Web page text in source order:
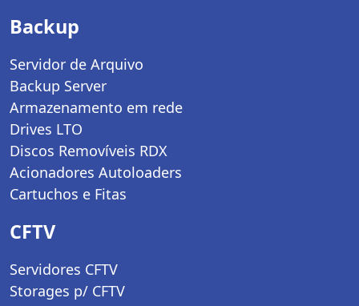
Backup
Servidor de Arquivo
Backup Server
Armazenamento em rede
Drives LTO
Discos Removíveis RDX
Acionadores Autoloaders
Cartuchos e Fitas
CFTV
Servidores CFTV
Storages p/ CFTV